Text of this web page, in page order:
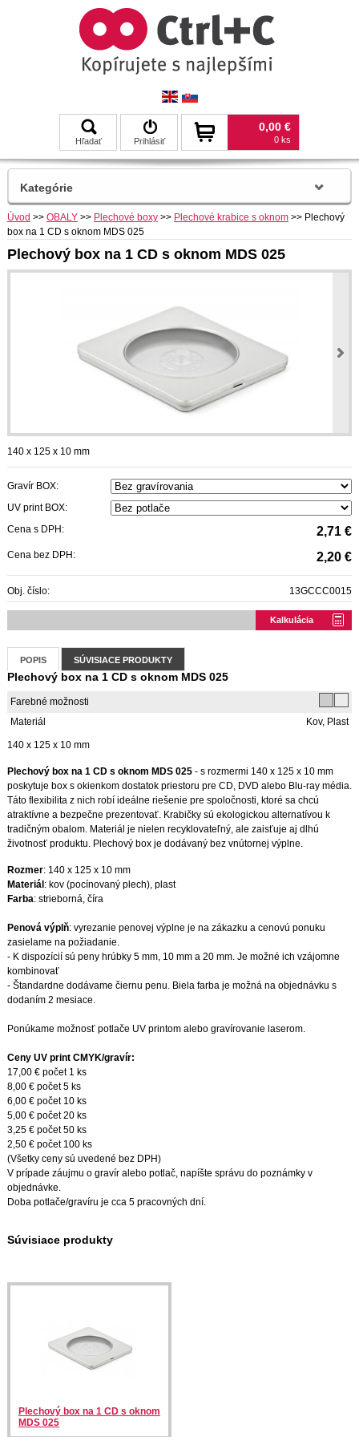
Hľadať Prihlásiť
0,00 €
0 ks
Úvod >> OBALY >> Plechové boxy >> Plechové krabice s oknom >> Plechový
box na 1 CD s oknom MDS 025
Plechový box na 1 CD s oknom MDS 025
140 x 125 x 10 mm
Gravír BOX:
UV print BOX:
Cena s DPH:
2,71 €
Cena bez DPH: 2,20 €
Obj. číslo: 13GCCC0015
Kalkulácia
POPIS SÚVISIACE PRODUKTY
Plechový box na 1 CD s oknom MDS 025
Farebné možnosti
Materiál
Kov, Plast
140 x 125 x 10 mm
Plechový box na 1 CD s oknom MDS 025- s rozmermi 140 x 125 x 10 mm
poskytuje box s okienkom dostatok priestoru pre CD, DVD alebo Blu-ray média.
Táto flexibilita z nich robí ideálne riešenie pre spoločnosti, ktoré sa chcú
atraktívne a bezpečne prezentovať. Krabičkysú ekologickou alternatívou k
tradičným obalom. Materiál je nielen recyklovateľný, ale zaisťuje aj dlhú
životnosť produktu Plechový box je dodávaný bez vnútornej výplne.
Rozmer: 140 x 125 x 10 mm
Materiál: kov (pocínovaný plech), plast
Farba: strieborná, číra
Penová výplň: vyrezanie penovej výplne je na zákazku a cenovú ponuku
zasielame na požiadanie.
- K dispozícií sú peny hrúbky 5 mm, 10 mm a 20 mm. Je možné ich vzájomne
kombinovať
- Štandardne dodávame čiernu penu. Biela farba je možná na objednávku s
dodaním 2 mesiace.
Ponúkame možnosť potlače UV printom alebo gravírovanie laserom.
Ceny UV print CMYK/gravír:
17,00 € počet 1 ks
8,00 € počet 5 ks
6,00 € počet 10 ks
5,00 € počet 20 ks
3,25 € počet 50 ks
2,50 € počet 100 ks
(Všetky ceny sú uvedené bez DPH)
V prípade záujmu o gravír alebo potlač, napíšte správu do poznámky v
objednávke.
Doba potlače/gravíru je cca 5 pracovných dní.
Súvisiace produkty
Plechový box na 1 CD s oknom
MDS 025
Kategórie